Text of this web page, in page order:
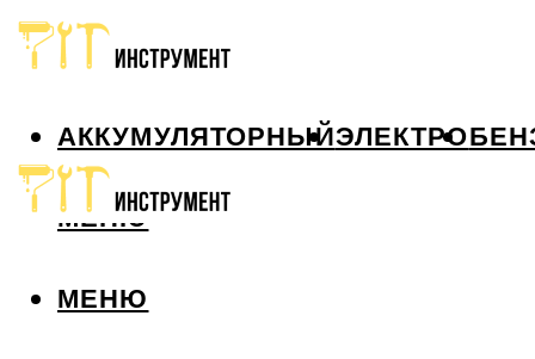
АККУМУЛЯТОРНЫЙЭЛЕКТРО
МЕНЮ
МЕНЮ